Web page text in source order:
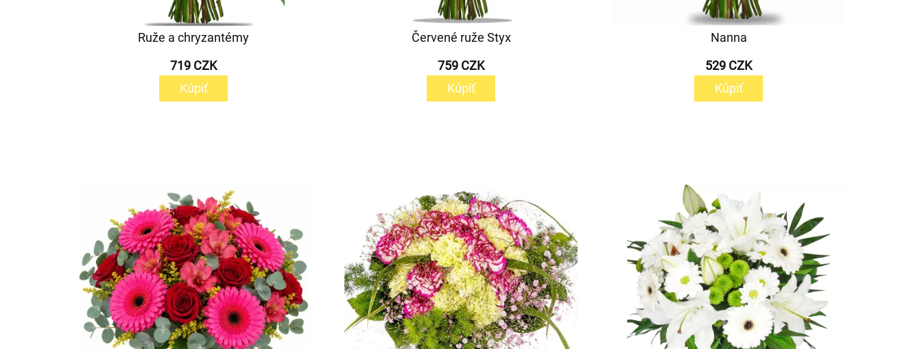
Ruže a chryzantémy
719 CZK
Kúpiť
Červené ruže Styx
759 CZK
Kúpiť
Nanna
529 CZK
Kúpiť